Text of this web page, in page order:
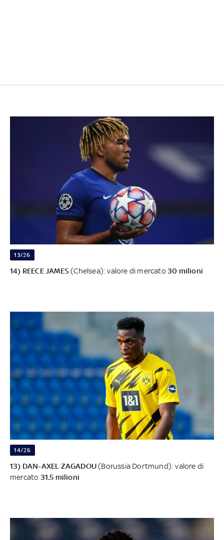
13/26
14) REECE JAMES(Chelsea): valore di mercato 30 milioni
14/26
13) DAN-AXEL ZAGADOU(Borussia Dortmund): valore di
mercato 31.5 milioni